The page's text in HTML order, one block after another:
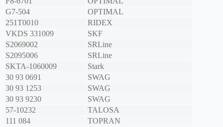
G7-504
OPTIMAL
251T0010
RIDEX
VKDS 331009
SKF
S2069002
SRLine
S2095006
SRLine
SKTA-1060009
Stark
30 93 0691
SWAG
30 93 1253
SWAG
30 93 9230
SWAG
57-10232
TALOSA
111 084
TOPRAN